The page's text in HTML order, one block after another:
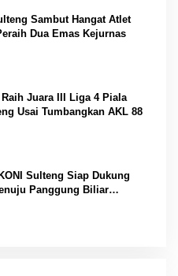
Sambut Hangat Atlet
Dua Emas Kejurnas
Juara III Liga 4 Piala
Usai Tumbangkan AKL 88
Sulteng Siap Dukung
Panggung Biliar